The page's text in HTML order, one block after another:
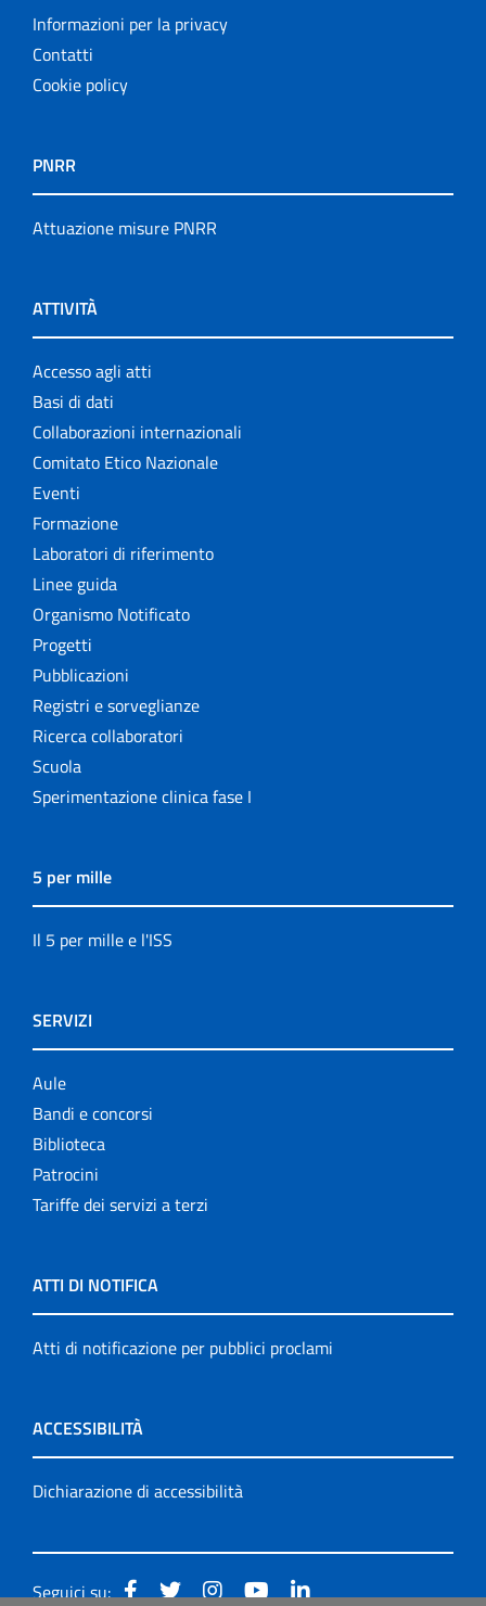
Informazioni per la privacy
Contatti
Cookie policy
PNRR
Attuazione misure PNRR
ATTIVITÀ
Accesso agli atti
Basi di dati
Collaborazioni internazionali
Comitato Etico Nazionale
Eventi
Formazione
Laboratori di riferimento
Linee guida
Organismo Notificato
Progetti
Pubblicazioni
Registri e sorveglianze
Ricerca collaboratori
Scuola
Sperimentazione clinica fase I
5 per mille
Il 5 per mille e l'ISS
SERVIZI
Aule
Bandi e concorsi
Biblioteca
Patrocini
Tariffe dei servizi a terzi
ATTI DI NOTIFICA
Atti di notificazione per pubblici proclami
ACCESSIBILITÀ
Dichiarazione di accessibilità
Seguici su: